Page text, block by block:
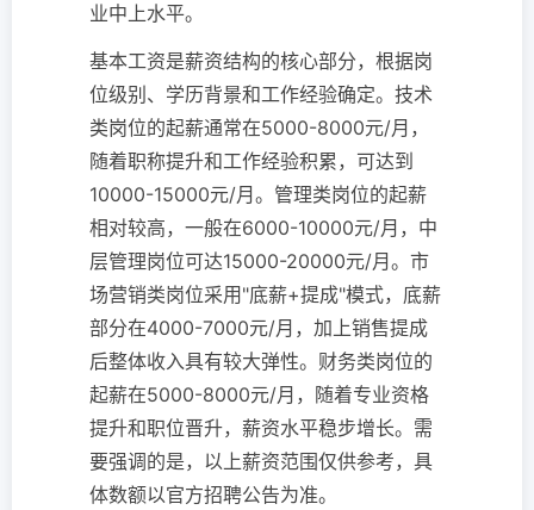
业中上水平。
基本工资是薪资结构的核心部分，根据岗
位级别、学历背景和工作经验确定。技术
类岗位的起薪通常在5000-8000元/月，
随着职称提升和工作经验积累，可达到
10000-15000元/月。管理类岗位的起薪
相对较高，一般在6000-10000元/月，中
层管理岗位可达15000-20000元/月。市
场营销类岗位采用"底薪+提成"模式，底薪
部分在4000-7000元/月，加上销售提成
后整体收入具有较大弹性。财务类岗位的
起薪在5000-8000元/月，随着专业资格
提升和职位晋升，薪资水平稳步增长。需
要强调的是，以上薪资范围仅供参考，具
体数额以官方招聘公告为准。